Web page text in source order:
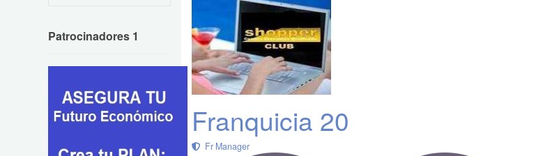
Franquicia 20
Fr Manager
Patrocinadores 1